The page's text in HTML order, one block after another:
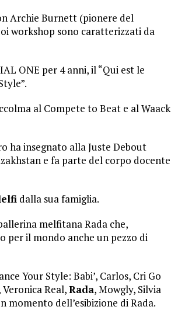
Archie Burnett (pionere del
workshop sono caratterizzati da
ONE per 4 anni, il “Qui est le
al Compete to Beat e al Waack
ha insegnato alla Juste Debout
e fa parte del corpo docente
dalla sua famiglia.
melfitana Rada che,
per il mondo anche un pezzo di
Your Style: Babi’, Carlos, Cri Go
Real,Rada, Mowgly, Silvia
momento dell’esibizione di Rada.